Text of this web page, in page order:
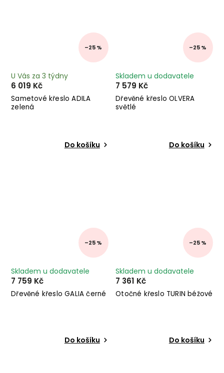
–25 %
Sametové křeslo ADILA
zelená
U Vás za 3 týdny
6 019 Kč
Do košíku
–25 %
Dřevěné křeslo OLVERA
světlé
Skladem u dodavatele
7 579 Kč
Do košíku
–25 %
Dřevěné křeslo GALIA černé
Skladem u dodavatele
7 759 Kč
Do košíku
–25 %
Otočné křeslo TURIN béžové
Skladem u dodavatele
7 361 Kč
Do košíku